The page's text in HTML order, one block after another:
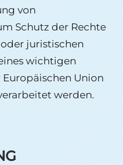
von
Schutz der Rechte
juristischen
wichtigen
Union
werden.